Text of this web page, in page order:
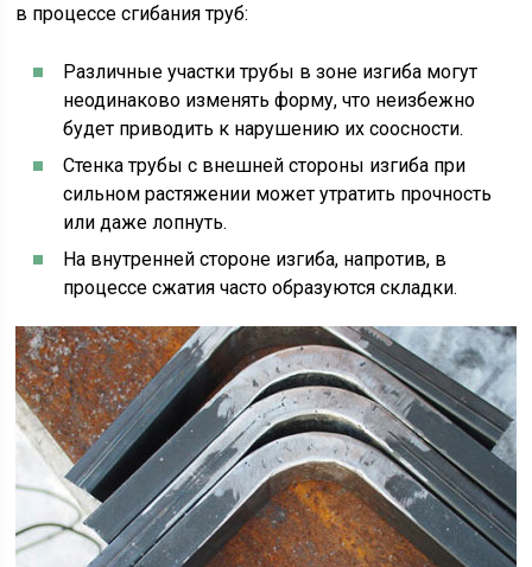
в процессе сгибания труб:
Различные участки трубы в зоне изгиба могут
неодинаково изменять форму, что неизбежно
будет приводить к нарушению их соосности.
Стенка трубы с внешней стороны изгиба при
сильном растяжении может утратить прочность
или даже лопнуть.
На внутренней стороне изгиба, напротив, в
процессе сжатия часто образуются складки.